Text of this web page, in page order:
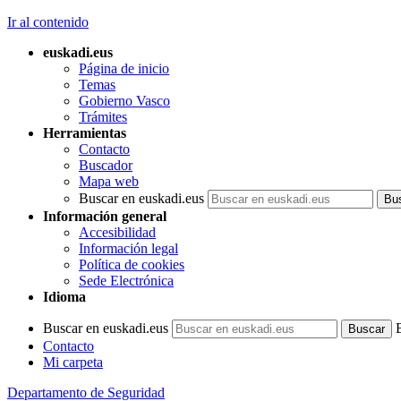
Ir al contenido
euskadi.eus
Página de inicio
Temas
Gobierno Vasco
Trámites
Herramientas
Contacto
Buscador
Mapa web
Buscar en euskadi.eus
Información general
Accesibilidad
Información legal
Política de cookies
Sede Electrónica
Idioma
Buscar en euskadi.eus
Contacto
Mi carpeta
Departamento de Seguridad